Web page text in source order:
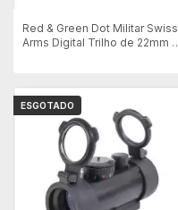
Red & Green Dot Militar Swiss
Arms Digital Trilho de 22mm -
ESGOTADO